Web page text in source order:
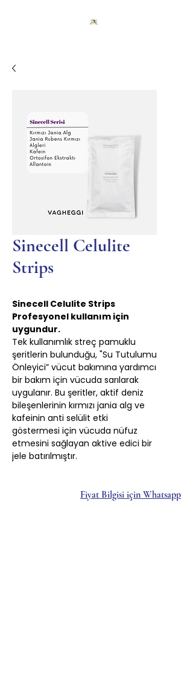
Sinecell Celulite
Strips
Sinecell Celulite Strips
Profesyonel kullanım için
uygundur.
Tek kullanımlık streç pamuklu
şeritlerin bulunduğu, "Su Tutulumu
Önleyici” vücut bakımına yardımcı
bir bakım için vücuda sarılarak
uygulanır. Bu şeritler, aktif deniz
bileşenlerinin kırmızı jania alg ve
kafeinin anti selülit etki
göstermesi için vücuda nüfuz
etmesini sağlayan aktive edici bir
jele batırılmıştır.
Fiyat Bilgisi için Whatsapp